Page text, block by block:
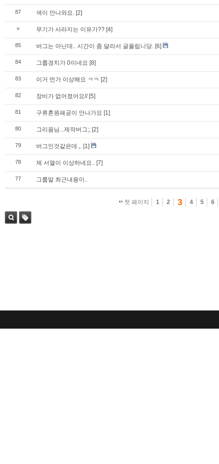
87 색이 안나와요. [2]
» 무기가 사라지는 이유가?? [4]
85 버그는 아닌데.. 시간이 좀 달라서 글올립니당. [6]
84 그룹경치가 0이네요 [8]
83 이거 먼가 이상해요 ㅋㅋ [2]
82 장비가 없어졌어요// [5]
81 구류혼원패공이 안나가요 [1]
80 그리움님...제작버그;; [2]
79 버그인것같은데.,. [1]
78 제 서열이 이상하네요.. [7]
77 그룹말 최근내용이..
첫 페이지 1 2 3 4 5 6